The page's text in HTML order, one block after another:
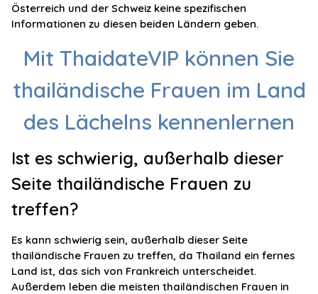
Österreich und der Schweiz keine spezifischen
Informationen zu diesen beiden Ländern geben.
Mit ThaidateVIP können Sie
thailändische Frauen im Land
des Lächelns kennenlernen
Ist es schwierig, außerhalb dieser
Seite thailändische Frauen zu
treffen?
Es kann schwierig sein, außerhalb dieser Seite
thailändische Frauen zu treffen, da Thailand ein fernes
Land ist, das sich von Frankreich unterscheidet.
Außerdem leben die meisten thailändischen Frauen in